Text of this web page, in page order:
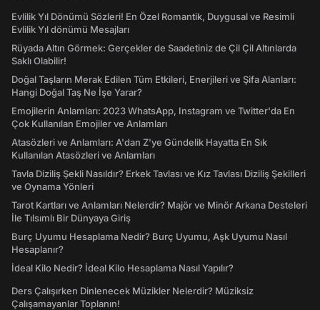
Evlilik Yıl Dönümü Sözleri! En Özel Romantik, Duygusal ve Resimli
Evlilik Yıl dönümü Mesajları
Rüyada Altın Görmek: Gerçekler de Saadetiniz de Çil Çil Altınlarda
Saklı Olabilir!
Doğal Taşların Merak Edilen Tüm Etkileri, Enerjileri ve Şifa Alanları:
Hangi Doğal Taş Ne İşe Yarar?
Emojilerin Anlamları: 2023 WhatsApp, Instagram ve Twitter'da En
Çok Kullanılan Emojiler ve Anlamları
Atasözleri ve Anlamları: A'dan Z'ye Gündelik Hayatta En Sık
Kullanılan Atasözleri ve Anlamları
Tavla Diziliş Şekli Nasıldır? Erkek Tavlası ve Kız Tavlası Diziliş Şekilleri
ve Oynama Yönleri
Tarot Kartları ve Anlamları Nelerdir? Majör ve Minör Arkana Desteleri
İle Tılsımlı Bir Dünyaya Giriş
Burç Uyumu Hesaplama Nedir? Burç Uyumu, Aşk Uyumu Nasıl
Hesaplanır?
İdeal Kilo Nedir? İdeal Kilo Hesaplama Nasıl Yapılır?
Ders Çalışırken Dinlenecek Müzikler Nelerdir? Müziksiz
Çalışamayanlar Toplanın!